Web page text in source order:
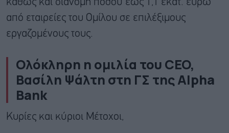
καθώς και διανομή ποσού έως 1,1 εκατ. ευρώ
από εταιρείες του Ομίλου σε επιλέξιμους
εργαζομένους τους.
Oλόκληρη η ομιλία του CEO,
Βασίλη Ψάλτη στη ΓΣ της Alpha
Bank
Κυρίες και κύριοι Μέτοχοι,